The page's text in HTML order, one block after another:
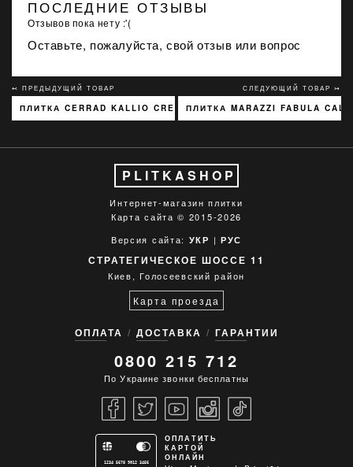
ПОСЛЕДНИЕ ОТЗЫВЫ
Отзывов пока нету :'(
Оставьте, пожалуйста, свой отзыв или вопрос
↢ ПРЕДЫДУЩИЙ ТОВАР
ПЛИТКА CERRAD KALLIO CREAM 3768 15X45
СЛЕДУЮЩИЙ ТОВАР ↣
ПЛИТКА MARAZZI FABULA
PLITKASHOP
Интернет-магазин плитки
Карта сайта © 2015-2026
Версия сайта: УКР | РУС
СТРАТЕГИЧЕСКОЕ ШОССЕ 11
Киев, Голосеевский район
Карта проезда
ОПЛАТА ДОСТАВКА ГАРАНТИИ
0800 215 712
По Украине звонки бесплатны
1234 5678 9012 3456
ОПЛАТИТЬ
КАРТОЙ
ОНЛАЙН